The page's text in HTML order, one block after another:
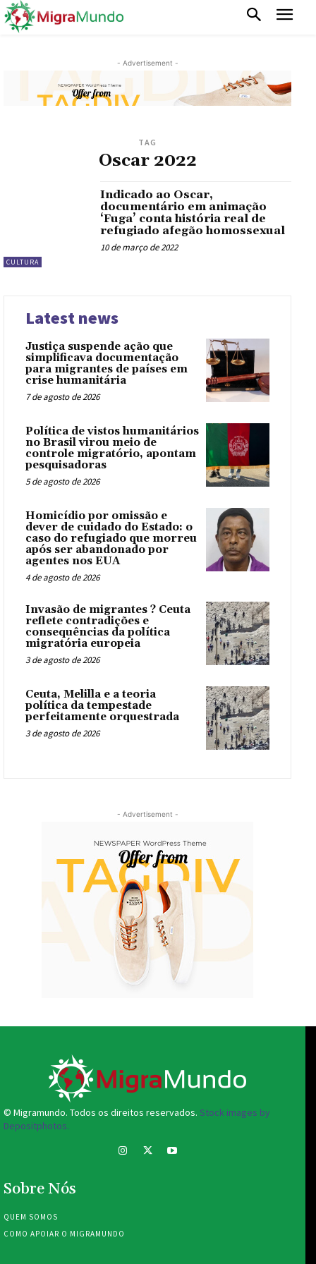
- Advertisement -
TAG
Oscar 2022
CULTURA
Indicado ao Oscar,
documentário em animação
‘Fuga’ conta história real de
refugiado afegão homossexual
10 de março de 2022
Latest news
Justiça suspende ação que
simplificava documentação
para migrantes de países em
crise humanitária
7 de agosto de 2026
Política de vistos humanitários
no Brasil virou meio de
controle migratório, apontam
pesquisadoras
5 de agosto de 2026
Homicídio por omissão e
dever de cuidado do Estado: o
caso do refugiado que morreu
após ser abandonado por
agentes nos EUA
4 de agosto de 2026
Invasão de migrantes ? Ceuta
reflete contradições e
consequências da política
migratória europeia
3 de agosto de 2026
Ceuta, Melilla e a teoria
política da tempestade
perfeitamente orquestrada
3 de agosto de 2026
- Advertisement -
© Migramundo. Todos os direitos reservados. Stock images by
Depositphotos.
Sobre Nós
QUEM SOMOS
COMO APOIAR O MIGRAMUNDO